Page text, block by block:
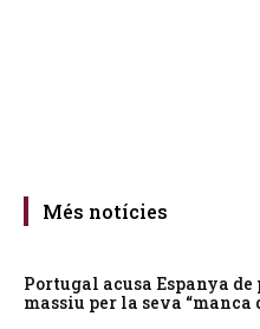
Més notícies
Portugal acusa Espanya
massiu per la seva